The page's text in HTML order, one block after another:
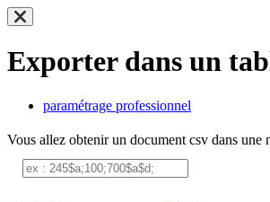
Exporter dans un
paramétrage professionnel
Vous allez obtenir un document csv dans une